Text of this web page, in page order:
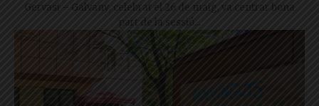
Gervasi – Galvany, celebrat el 26 de maig, va centrar bona
part de la sessió...